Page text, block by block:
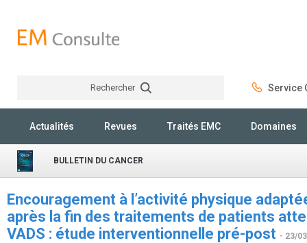
Rechercher Service
Actualités Revues Traités EMC Domaines
BULLETIN DU CANCER
Encouragement à l’activité physique
après la fin des traitements de patients
VADS : étude interventionnelle pré-post - 23/